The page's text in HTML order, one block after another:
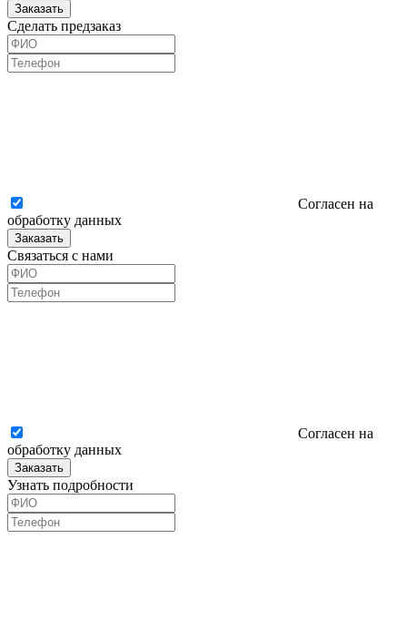
Заказать
Сделать предзаказ
Согласен на
обработку данных
Заказать
Связаться с нами
Согласен на
обработку данных
Заказать
Узнать подробности